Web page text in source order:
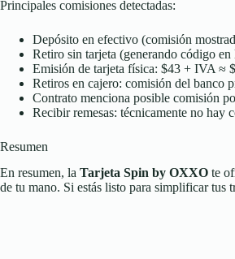
Principales comisiones detectadas:
Depósito en efectivo (comisión
Retiro sin tarjeta (generando código
Emisión de tarjeta física: $43 + IVA ≈
Retiros en cajero: comisión del banco
Contrato menciona posible comisión
Recibir remesas: técnicamente no hay
Resumen
En resumen, la Tarjeta Spin by OXXO te
de tu mano. Si estás listo para simplificar tus